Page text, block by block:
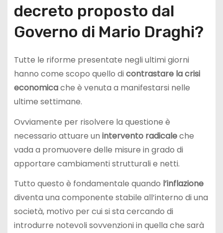
decreto proposto dal
Governo di Mario Draghi?
Tutte le riforme presentate negli ultimi giorni
hanno come scopo quello dicontrastare la crisi
economicache è venuta a manifestarsi nelle
ultime settimane.
Ovviamente per risolvere la questione è
necessario attuare un intervento radicaleche
vada a promuovere delle misure in grado di
apportare cambiamenti strutturali e netti.
Tutto questo è fondamentale quando l’inflazione
diventa una componente stabile all’interno di una
società, motivo per cui si sta cercando di
introdurre notevoli sovvenzioni in quella che sarà